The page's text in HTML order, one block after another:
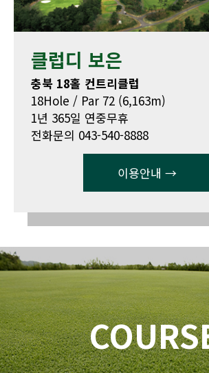
클럽디 보은
충북 18홀 컨트리클럽
18Hole / Par 72 (6,163m)
1년 365일 연중무휴
전화문의 043-540-8888
이용안내 →